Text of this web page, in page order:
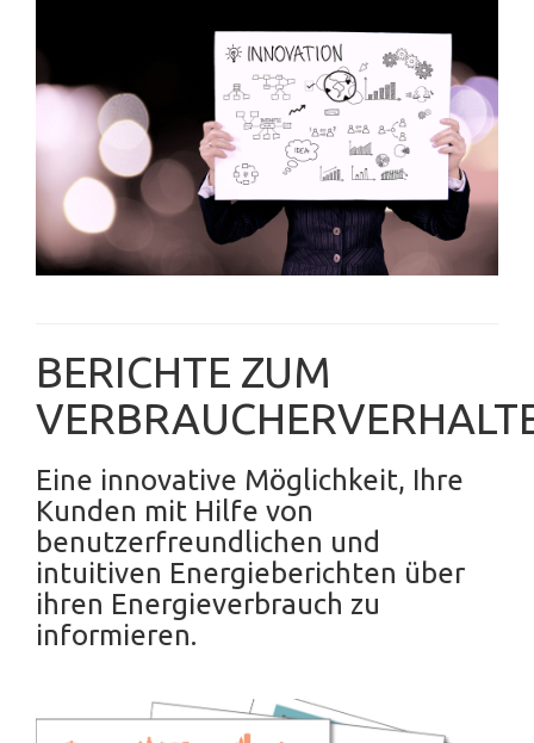
BERICHTE ZUM
Eine innovative Möglichkeit, Ihre
Kunden mit Hilfe von
benutzerfreundlichen und
intuitiven Energieberichten über
ihren Energieverbrauch zu
informieren.